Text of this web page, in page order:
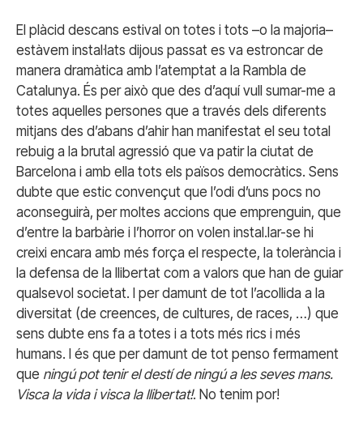
El plàcid descans estival on totes i tots –o la majoria–
estàvem instal·lats dijous passat es va estroncar de
manera dramàtica amb l’atemptat a la Rambla de
Catalunya. És per això que des d’aquí vull sumar-me a
totes aquelles persones que a través dels diferents
mitjans des d’abans d’ahir han manifestat el seu total
rebuig a la brutal agressió que va patir la ciutat de
Barcelona i amb ella tots els països democràtics. Sens
dubte que estic convençut que l’odi d’uns pocs no
aconseguirà, per moltes accions que emprenguin, que
d’entre la barbàrie i l’horror on volen instal.lar-se hi
creixi encara amb més força el respecte, la tolerància i
la defensa de la llibertat com a valors que han de guiar
qualsevol societat. I per damunt de tot l’acollida a la
diversitat (de creences, de cultures, de races, …) que
sens dubte ens fa a totes i a tots més rics i més
humans. I és que per damunt de tot penso fermament
que ningú pot tenir el destí de ningú a les seves mans.
Visca la vida i visca la llibertat!. No tenim por!